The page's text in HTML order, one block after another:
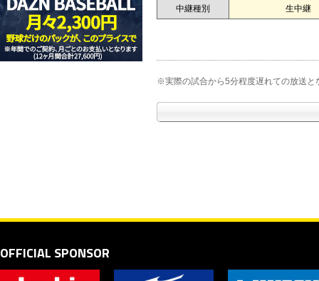
中継種別 生中継
※実際の試合から5分程度遅れての放送と
OFFICIAL SPONSOR